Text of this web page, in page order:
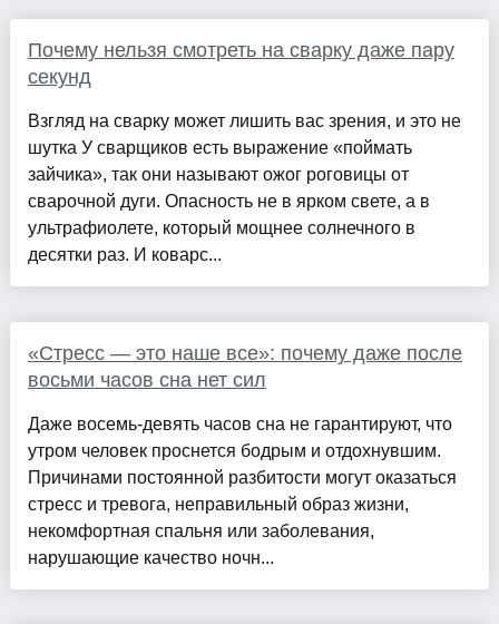
Почему нельзя смотреть на сварку даже пару
секунд
Взгляд на сварку может лишить вас зрения, и это не
шутка У сварщиков есть выражение «поймать
зайчика», так они называют ожог роговицы от
сварочной дуги. Опасность не в ярком свете, а в
ультрафиолете, который мощнее солнечного в
десятки раз. И коварс...
«Стресс — это наше все»: почему даже после
восьми часов сна нет сил
Даже восемь-девять часов сна не гарантируют, что
утром человек проснется бодрым и отдохнувшим.
Причинами постоянной разбитости могут оказаться
стресс и тревога, неправильный образ жизни,
некомфортная спальня или заболевания,
нарушающие качество ночн...